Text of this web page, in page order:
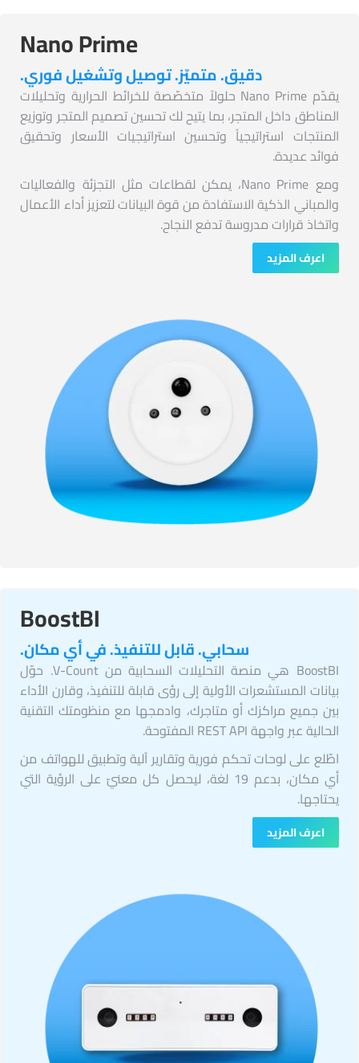
Nano Prime
دقيق. متميّز. توصيل وتشغيل فوري.
يقدّم Nano Prime حلولاً متخصّصة للخرائط الحرارية وتحليلات
المناطق داخل المتجر، بما يتيح لك تحسين تصميم المتجر وتوزيع
المنتجات استراتيجياً وتحسين استراتيجيات الأسعار وتحقيق
فوائد عديدة.
ومع Nano Prime، يمكن لقطاعات مثل التجزئة والفعاليات
والمباني الذكية الاستفادة من قوة البيانات لتعزيز أداء الأعمال
واتخاذ قرارات مدروسة تدفع النجاح.
اعرف المزيد
BoostBI
سحابي. قابل للتنفيذ. في أي مكان.
BoostBI هي منصة التحليلات السحابية من V-Count. حوّل
بيانات المستشعرات الأولية إلى رؤى قابلة للتنفيذ، وقارن الأداء
بين جميع مراكزك أو متاجرك، وادمجها مع منظومتك التقنية
الحالية عبر واجهة REST API المفتوحة.
اطّلع على لوحات تحكم فورية وتقارير آلية وتطبيق للهواتف من
أي مكان، بدعم 19 لغة، ليحصل كل معنيّ على الرؤية التي
يحتاجها.
اعرف المزيد